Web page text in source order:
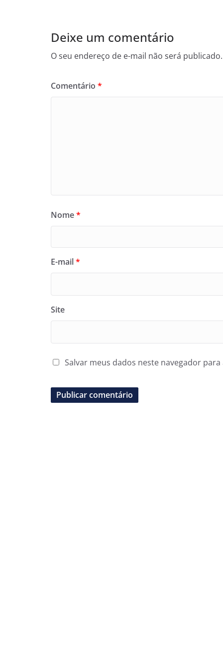
Deixe um comentário
O seu endereço de e-mail não será publicado.
Comentário *
Nome*
E-mail*
Site
Salvar meus dados neste navegador